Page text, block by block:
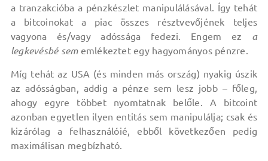
a tranzakcióba a pénzkészlet manipulálásával. Így tehát
a bitcoinokat a piac összes résztvevőjének teljes
vagyona és/vagy adóssága fedezi. Engem ez a
legkevésbé sememlékeztet egy hagyományos pénzre.
Míg tehát az USA (és minden más ország) nyakig úszik
az adósságban, addig a pénze sem lesz jobb – főleg,
ahogy egyre többet nyomtatnak belőle. A bitcoint
azonban egyetlen ilyen entitás sem manipulálja; csak és
kizárólag a felhasználóié, ebből következően pedig
maximálisan megbízható.